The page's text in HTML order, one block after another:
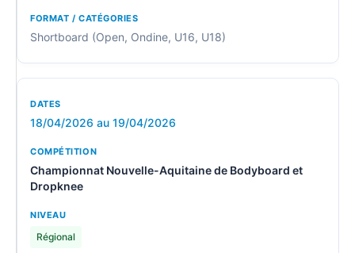
Shortboard (Open, Ondine, U16, U18)
18/04/2026 au 19/04/2026
Championnat Nouvelle-Aquitaine de Bodyboard et
Dropknee
Régional